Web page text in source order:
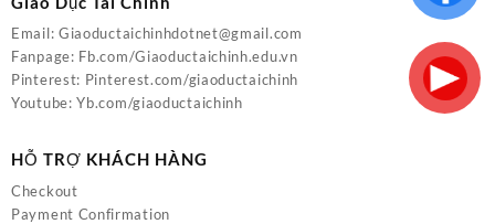
Email: Giaoductaichinhdotnet@gmail.com
Fanpage: Fb.com/Giaoductaichinh.edu.vn
Pinterest: Pinterest.com/giaoductaichinh
Youtube:Yb.com/giaoductaichinh
HỖ TRỢ KHÁCH HÀNG
Checkout
Payment Confirmation